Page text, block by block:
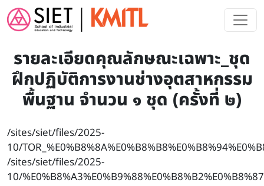
Skip to main content
รายละเอียดคุณลักษณะเฉพาะ_ชุด
ฝึกปฏิบัติการงานช่างอุตสาหกรรม
พื้นฐาน จำนวน ๑ ชุด (ครั้งที่ ๒)
/sites/siet/files/2025-
10/
/sites/siet/files/2025-
10/